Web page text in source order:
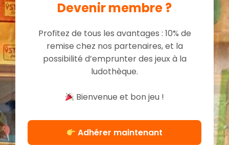
Devenir membre ?
Profitez de tous les avantages : 10% de
remise chez nos partenaires, et la
possibilité d’emprunter des jeux à la
ludothèque.
Bienvenue et bon jeu !
Adhérer maintenant